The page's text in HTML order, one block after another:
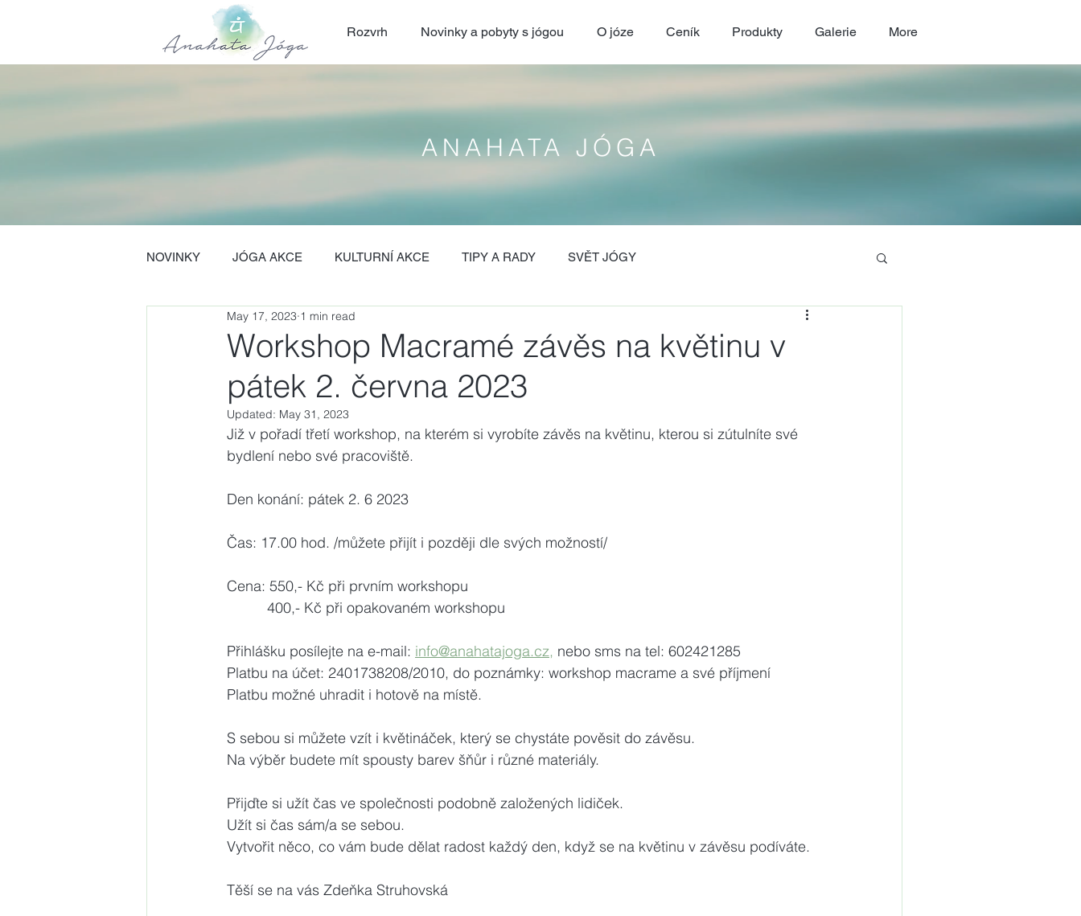
Rozvrh Novinky a pobyty s jógou O józe Ceník Produkty Galerie More
ANAHATA JÓGA
NOVINKY JÓGA AKCE KULTURNÍ AKCE TIPY A RADY SVĚT JÓGY
Workshop Macramé závěs na květinu v
pátek 2. června 2023
May 17, 2023 1 min read
Updated: May 31, 2023
Již v pořadí třetí workshop, na kterém si vyrobíte závěs na květinu, kterou si zútulníte své
bydlení nebo své pracoviště.
Den konání: pátek 2. 6 2023
Čas: 17.00 hod. /můžete přijít i později dle svých možností/
Cena: 550,- Kč při prvním workshopu
          400,- Kč při opakovaném workshopu
Přihlášku posílejte na e-mail: info@anahatajoga.cz, nebo sms na tel: 602421285
Platbu na účet: 2401738208/2010, do poznámky: workshop macrame a své příjmení
Platbu možné uhradit i hotově na místě.
S sebou si můžete vzít i květináček, který se chystáte pověsit do závěsu.
Na výběr budete mít spousty barev šňůr i různé materiály.
Přijďte si užít čas ve společnosti podobně založených lidiček.
Užít si čas sám/a se sebou.
Vytvořit něco, co vám bude dělat radost každý den, když se na květinu v závěsu podíváte.
Těší se na vás Zdeňka Struhovská